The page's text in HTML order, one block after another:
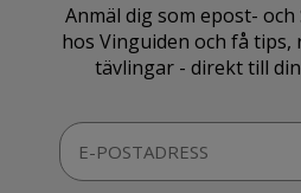
Anmäl dig som epost-
hos Vinguiden och få tips,
tävlingar - direkt till